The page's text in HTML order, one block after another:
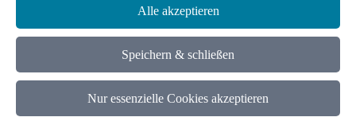
Alle akzeptieren
Speichern & schließen
Nur essenzielle Cookies akzeptieren